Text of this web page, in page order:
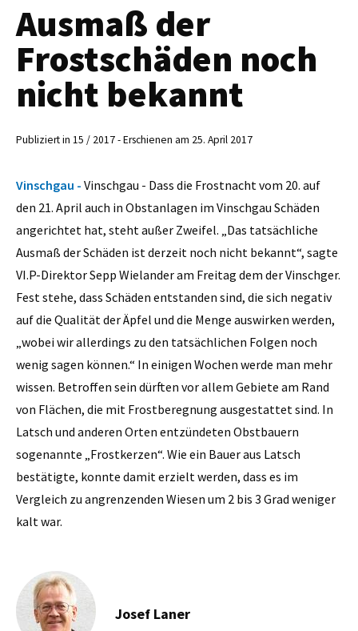
Ausmaß der
Frostschäden noch
nicht bekannt
Publiziert in 15 / 2017 - Erschienen am 25. April 2017
Vinschgau - Vinschgau - Dass die Frostnacht vom 20. auf
den 21. April auch in Obstanlagen im Vinschgau Schäden
angerichtet hat, steht außer Zweifel. „Das tatsächliche
Ausmaß der Schäden ist derzeit noch nicht bekannt“, sagte
VI.P-Direktor Sepp Wielander am Freitag dem der Vinschger.
Fest stehe, dass Schäden entstanden sind, die sich negativ
auf die Qualität der Äpfel und die Menge auswirken werden,
„wobei wir allerdings zu den tatsächlichen Folgen noch
wenig sagen können.“ In einigen Wochen werde man mehr
wissen. Betroffen sein dürften vor allem Gebiete am Rand
von Flächen, die mit Frostberegnung ausge­stattet sind. In
Latsch und anderen Orten entzündeten Obstbauern
sogenannte „Frostkerzen“. Wie ein Bauer aus Latsch
bestätigte, konnte damit erzielt werden, dass es im
Vergleich zu angrenzenden Wiesen um 2 bis 3 Grad weniger
kalt war.
Josef Laner